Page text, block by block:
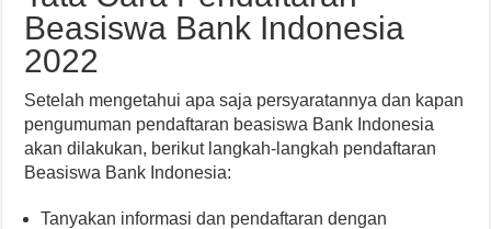
Beasiswa Bank Indonesia
2022
Setelah mengetahui apa saja persyaratannya dan kapan
pengumuman pendaftaran beasiswa Bank Indonesia
akan dilakukan, berikut langkah-langkah pendaftaran
Beasiswa Bank Indonesia:
Tanyakan informasi dan pendaftaran dengan